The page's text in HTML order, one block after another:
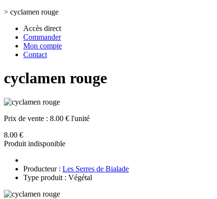
> cyclamen rouge
Accès direct
Commander
Mon compte
Contact
cyclamen rouge
Prix de vente : 8.00 € l'unité
8.00 €
Produit indisponible
Producteur : Les Serres de Bialade
Type produit : Végétal